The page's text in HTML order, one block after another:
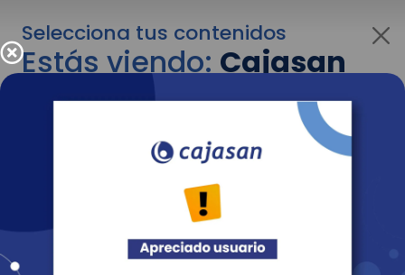
Selecciona tus contenidos
Estás viendo:Cajasan
corporativo
Para cambiar al contenido de tu interés más
adelante recuerda utilizar el menú
Entendido